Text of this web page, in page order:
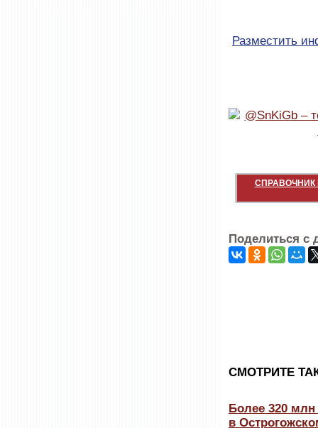
Разместить
СПРАВОЧНИК
Поделиться с
CМОТРИТЕ
Более 320 млн
в